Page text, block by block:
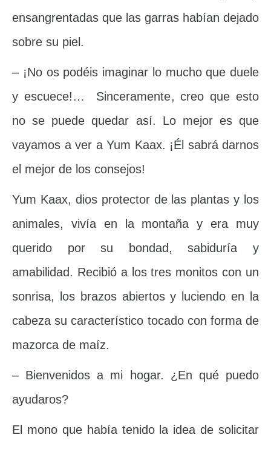
ensangrentadas que las garras habían dejado
sobre su piel.
– ¡No os podéis imaginar lo mucho que duele
y escuece!… Sinceramente, creo que esto
no se puede quedar así. Lo mejor es que
vayamos a ver a Yum Kaax. ¡Él sabrá darnos
el mejor de los consejos!
Yum Kaax, dios protector de las plantas y los
animales, vivía en la montaña y era muy
querido por su bondad, sabiduría y
amabilidad. Recibió a los tres monitos con un
sonrisa, los brazos abiertos y luciendo en la
cabeza su característico tocado con forma de
mazorca de maíz.
– Bienvenidos a mi hogar. ¿En qué puedo
ayudaros?
El mono que había tenido la idea de solicitar